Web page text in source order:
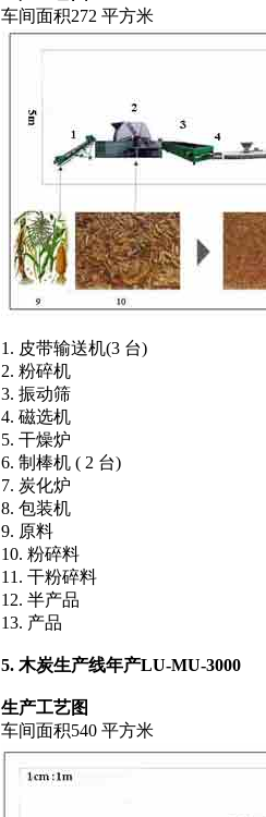
车间面积272 平方米
1. 皮带输送机(3 台)
2. 粉碎机
3. 振动筛
4. 磁选机
5. 干燥炉
6. 制棒机 ( 2 台)
7. 炭化炉
8. 包装机
9. 原料
10. 粉碎料
11. 干粉碎料
12. 半产品
13. 产品
5. 木炭生产线年产LU-MU-3000
生产工艺图
车间面积540 平方米